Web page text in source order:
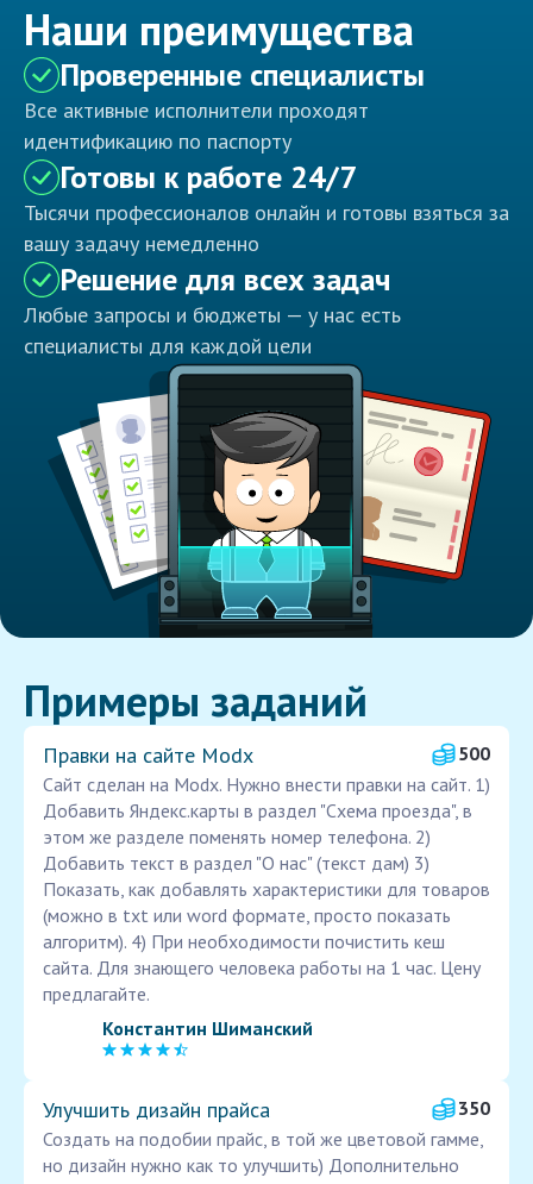
Наши преимущества
Проверенные специалисты
Все активные исполнители проходят
идентификацию по паспорту
Готовы к работе 24/7
Тысячи профессионалов онлайн и готовы взяться за
вашу задачу немедленно
Решение для всех задач
Любые запросы и бюджеты — у нас есть
специалисты для каждой цели
Примеры заданий
Правки на сайте Modx
500
Сайт сделан на Modx. Нужно внести правки на сайт. 1)
Добавить Яндекс.карты в раздел "Схема проезда", в
этом же разделе поменять номер телефона. 2)
Добавить текст в раздел "О нас" (текст дам) 3)
Показать, как добавлять характеристики для товаров
(можно в txt или word формате, просто показать
алгоритм). 4) При необходимости почистить кеш
сайта. Для знающего человека работы на 1 час. Цену
предлагайте.
Константин Шиманский
Улучшить дизайн прайса
350
Создать на подобии прайс, в той же цветовой гамме,
но дизайн нужно как то улучшить) Дополнительно